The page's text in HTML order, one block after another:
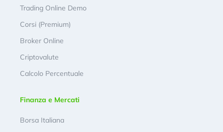
Trading Online Demo
Corsi (Premium)
Broker Online
Criptovalute
Calcolo Percentuale
Finanza e Mercati
Borsa Italiana